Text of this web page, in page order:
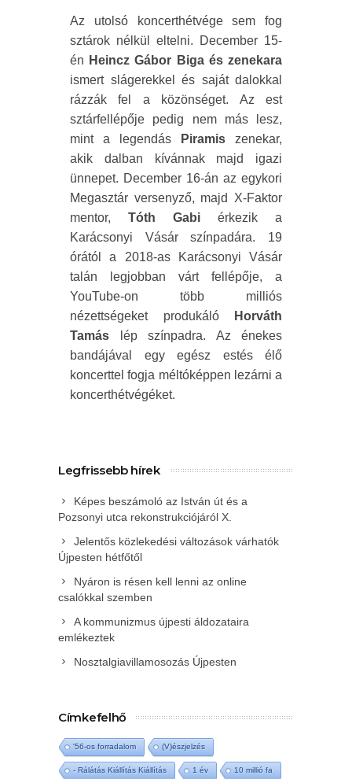
Az utolsó koncerthétvége sem fog
sztárok nélkül eltelni. December 15-
én Heincz Gábor Biga és zenekara
ismert slágerekkel és saját dalokkal
rázzák fel a közönséget. Az est
sztárfellépője pedig nem más lesz,
mint a legendás
Piramis zenekar,
akik dalban kívánnak majd igazi
ünnepet. December 16-án az egykori
Megasztár versenyző, majd X-Faktor
mentor, Tóth Gabi érkezik a
Karácsonyi Vásár színpadára. 19
órától a 2018-as Karácsonyi Vásár
talán legjobban várt fellépője, a
YouTube-on több milliós
nézettségeket produkáló
Horváth
Tamás lép színpadra. Az énekes
bandájával egy egész estés élő
koncerttel fogja méltóképpen lezárni a
koncerthétvégéket.
Legfrissebb hírek
Képes beszámoló az István út és a
Pozsonyi utca rekonstrukciójáról X.
Jelentős közlekedési változások várhatók
Újpesten hétfőtől
Nyáron is résen kell lenni az online
csalókkal szemben
A kommunizmus újpesti áldozataira
emlékeztek
Nosztalgiavillamosozás Újpesten
Címkefelhő
'56-os forradalom (V)észjelzés
- Rálátás Kiállítás Kiállítás 1 év 10 millió fa